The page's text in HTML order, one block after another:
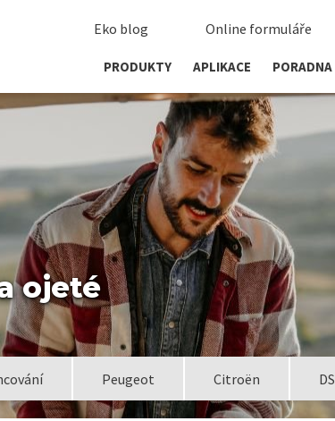
Eko blog Online formuláře
PRODUKTY APLIKACE PORADNA
ojeté
Peugeot Citroën DS